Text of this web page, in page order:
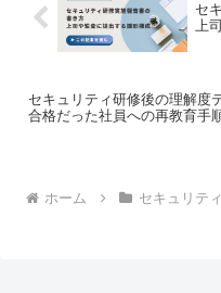
セ
上
セキュリティ研修後の理解度
合格だった社員への再教育手
ホーム セキュリテ